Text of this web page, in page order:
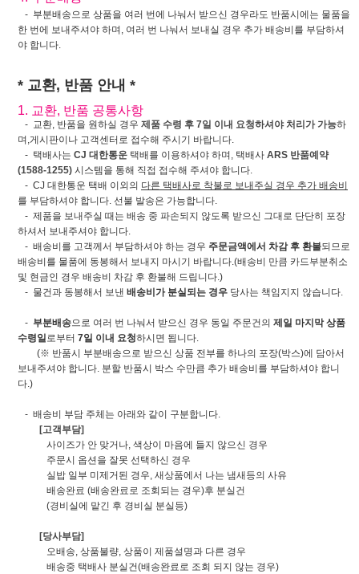
- 부분배송으로 상품을 여러 번에 나눠서 받으신 경우라도 반품시에는 물품을
한 번에 보내주셔야 하며, 여러 번 나눠서 보내실 경우 추가 배송비를 부담하셔
야 합니다.
* 교환, 반품 안내 *
1. 교환, 반품 공통사항
- 교환, 반품을 원하실 경우 제품 수령 후 7일 이내 요청하셔야 처리가 가능하
며,게시판이나 고객센터로 접수해 주시기 바랍니다.
- 택배사는 CJ 대한통운 택배를 이용하셔야 하며, 택배사 ARS 반품예약
(1588-1255) 시스템을 통해 직접 접수해 주셔야 합니다.
- CJ 대한통운 택배 이외의 다른 택배사로 착불로 보내주실 경우 추가 배송비
를 부담하셔야 합니다. 선불 발송은 가능합니다.
- 제품을 보내주실 때는 배송 중 파손되지 않도록 받으신 그대로 단단히 포장
하셔서 보내주셔야 합니다.
- 배송비를 고객께서 부담하셔야 하는 경우 주문금액에서 차감 후 환불되므로
배송비를 물품에 동봉해서 보내지 마시기 바랍니다.(배송비 만큼 카드부분취소
및 현금인 경우 배송비 차감 후 환불해 드립니다.)
- 물건과 동봉해서 보낸 배송비가 분실되는 경우 당사는 책임지지 않습니다.
- 부분배송으로 여러 번 나눠서 받으신 경우 동일 주문건의 제일 마지막 상품
수령일로부터 7일 이내 요청하시면 됩니다.
(※ 반품시 부분배송으로 받으신 상품 전부를 하나의 포장(박스)에 담아서
보내주셔야 합니다. 분할 반품시 박스 수만큼 추가 배송비를 부담하셔야 합니
다.)
- 배송비 부담 주체는 아래와 같이 구분합니다.
[고객부담]
사이즈가 안 맞거나, 색상이 마음에 들지 않으신 경우
주문시 옵션을 잘못 선택하신 경우
실밥 일부 미제거된 경우, 새상품에서 나는 냄새등의 사유
배송완료 (배송완료로 조회되는 경우)후 분실건
(경비실에 맡긴 후 경비실 분실등)
[당사부담]
오배송, 상품불량, 상품이 제품설명과 다른 경우
배송중 택배사 분실건(배송완료로 조회 되지 않는 경우)